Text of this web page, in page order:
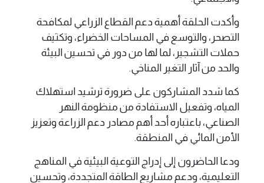
وأكدت الحلقة أهمية دعم القطاع الزراعي لمكافحة
التصحر، والتوسع في المساحات الخضراء، وتكثيف
حملات التشجير، لما لها من دور في تحسين البيئة
والحد من آثار التغير المناخي.
كما شدد المشاركون على ضرورة ترشيد استهلاك
المياه، وتفعيل الاستفادة من منظومة النهر
الصناعي، باعتباره أحد أهم مصادر دعم الزراعة وتعزيز
الأمن المائي في المنطقة.
ودعا الحاضرون إلى إدراج التوعية البيئية في المناهج
التعليمية، ودعم مشاريع الطاقة المتجددة، وتحسين